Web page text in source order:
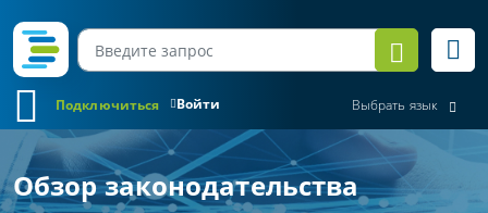
Войти
Подключиться Выбрать язык
Обзор законодательства